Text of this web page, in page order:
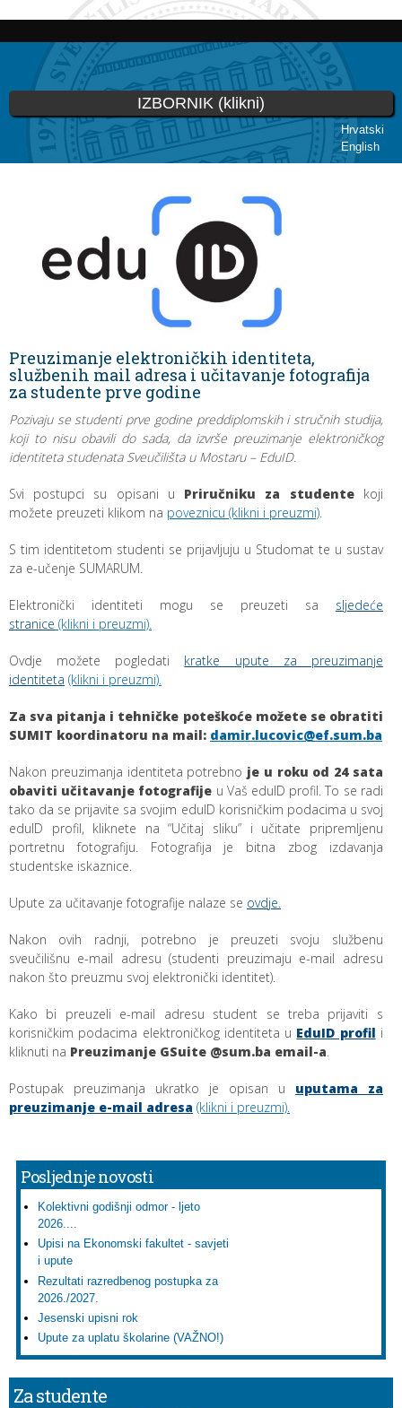
Skoči
glavni
sadržaj
Hrvatski
English
IZBORNIK (klikni)
Preuzimanje elektroničkih identiteta,
službenih mail adresa i učitavanje fotografija
za studente prve godine
Pozivaju se studenti prve godine preddiplomskih i stručnih studija,
koji to nisu obavili do sada, da izvrše preuzimanje elektroničkog
identiteta studenata Sveučilišta u Mostaru – EduID.
Svi postupci su opisani u Priručniku za studentekoji
možete preuzeti klikom na poveznicu (klikni i preuzmi).
S tim identitetom studenti se prijavljuju u Studomat te u sustav
za e-učenje SUMARUM.
Elektronički identiteti mogu se preuzeti sa sljedeće
stranice (klikni i preuzmi).
Ovdje možete pogledati kratke upute za preuzimanje
identiteta (klikni i preuzmi).
Za sva pitanja i tehničke poteškoće možete se obratiti
SUMIT koordinatoru na mail: damir.lucovic@ef.sum.ba
Nakon preuzimanja identiteta potrebno je u roku od 24 sata
obaviti učitavanje fotografije u Vaš eduID profil. To se radi
tako da se prijavite sa svojim eduID korisničkim podacima u svoj
eduID profil, kliknete na “Učitaj sliku” i učitate pripremljenu
portretnu fotografiju. Fotografija je bitna zbog izdavanja
studentske iskaznice.
Upute za učitavanje fotografije nalaze se ovdje.
Nakon ovih radnji, potrebno je preuzeti svoju službenu
sveučilišnu e-mail adresu (studenti preuzimaju e-mail adresu
nakon što preuzmu svoj elektronički identitet).
Kako bi preuzeli e-mail adresu student se treba prijaviti s
korisničkim podacima elektroničkog identiteta u EduID profil i
kliknuti na Preuzimanje GSuite @sum.ba email-a.
Postupak preuzimanja ukratko je opisan u uputama za
preuzimanje e-mail adresa (klikni i preuzmi).
Posljednje novosti
Kolektivni godišnji odmor - ljeto
2026....
Upisi na Ekonomski fakultet - savjeti
i upute
Rezultati razredbenog postupka za
2026./2027.
Jesenski upisni rok
Upute za uplatu školarine (VAŽNO!)
Za studente